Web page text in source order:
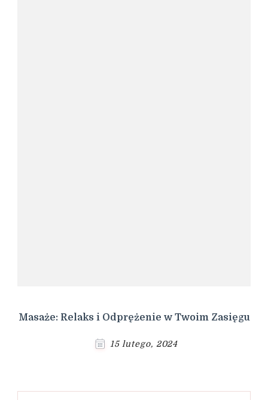
Masaże: Relaks i Odprężenie w Twoim Zasięgu
15 lutego, 2024